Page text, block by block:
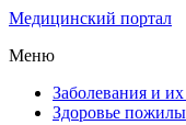
Медицинский портал
Меню
Заболевания и
Здоровье